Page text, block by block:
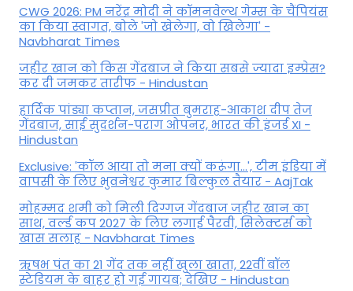
CWG 2026: PM नरेंद्र मोदी ने कॉमनवेल्थ गेम्स के चैंपियंस
का किया स्वागत, बोले 'जो खेलेगा, वो खिलेगा' -
Navbharat Times
जहीर खान को किस गेंदबाज ने किया सबसे ज्यादा इम्प्रेस?
कर दी जमकर तारीफ - Hindustan
हार्दिक पांड्या कप्तान, जसप्रीत बुमराह-आकाश दीप तेज
गेंदबाज, साई सुदर्शन-पराग ओपनर, भारत की इंजर्ड XI -
Hindustan
Exclusive: 'कॉल आया तो मना क्यों करूंगा...', टीम इंडिया में
वापसी के लिए भुवनेश्वर कुमार बिल्कुल तैयार - AajTak
मोहम्मद शमी को मिली दिग्गज गेंदबाज जहीर खान का
साथ, वर्ल्ड कप 2027 के लिए लगाई पैरवी, सिलेक्टर्स को
खास सलाह - Navbharat Times
ऋषभ पंत का 21 गेंद तक नहीं खुला खाता, 22वीं बॉल
स्टेडियम के बाहर हो गई गायब; देखिए - Hindustan